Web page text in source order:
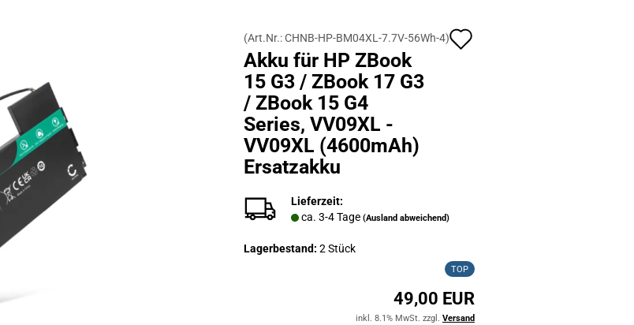
(Art.Nr.:CHNB-HP-BM04XL-7.7V-56Wh-4)
Akku für HP ZBook
15 G3 / ZBook 17 G3
/ ZBook 15 G4
Series, VV09XL -
VV09XL (4600mAh)
Ersatzakku
Lieferzeit:
ca. 3-4 Tage (Ausland abweichend)
Lagerbestand: 2 Stück
TOP
49,00 EUR
inkl. 8.1% MwSt. zzgl. Versand